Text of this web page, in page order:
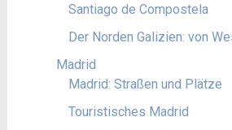
Santiago de Compostela
Der Norden Galizien: von
Madrid
Madrid: Straßen und Plätze
Touristisches Madrid